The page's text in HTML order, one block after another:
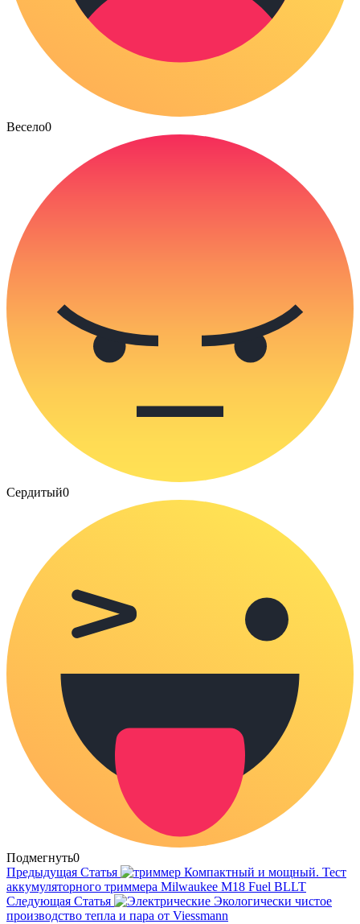
Весело0
Сердитый0
Подмегнуть0
Предыдущая Статья
Компактный и мощный. Тест
аккумуляторного триммера Milwaukee M18 Fuel BLLT
Следующая Статья
Экологически чистое
производство тепла и пара от Viessmann